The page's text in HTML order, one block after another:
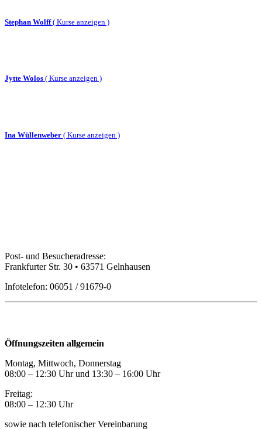
Stephan Wolff( Kurse anzeigen )
Jytte Wolos ( Kurse anzeigen )
Ina Wüllenweber ( Kurse anzeigen )
Post- und Besucheradresse:
Frankfurter Str. 30 • 63571 Gelnhausen
Infotelefon: 06051 / 91679-0
Öffnungszeiten allgemein
Montag, Mittwoch, Donnerstag
08:00 – 12:30 Uhr und 13:30 – 16:00 Uhr
Freitag:
08:00 – 12:30 Uhr
sowie nach telefonischer Vereinbarung